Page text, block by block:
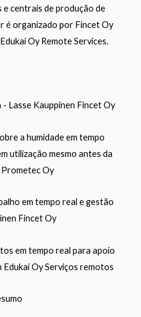
centrais de produção de
é organizado por Fincet Oy
Oy Remote Services.
Lasse Kauppinen Fincet Oy
a humidade em tempo
utilização mesmo antes da
Oy
em tempo real e gestão
Fincet Oy
em tempo real para apoio
Edukai Oy Serviços remotos